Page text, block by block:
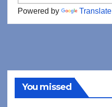
Powered by Translate
You missed